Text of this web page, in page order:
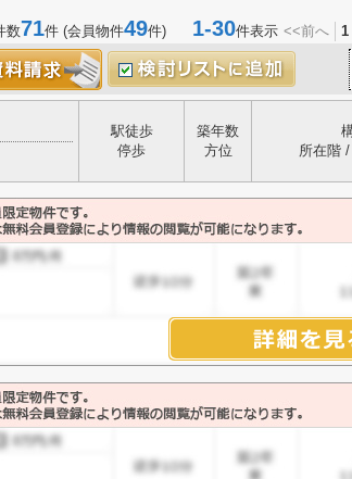
数71件 (会員物件49件) 1-30件表示 <<前へ 1
駅徒歩
停歩
築年数
方位
所在階 /